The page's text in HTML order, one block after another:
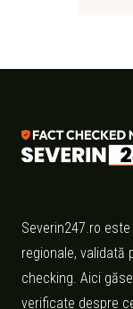
Severin247.ro
regionale, validată
checking. Aici
verificate despre